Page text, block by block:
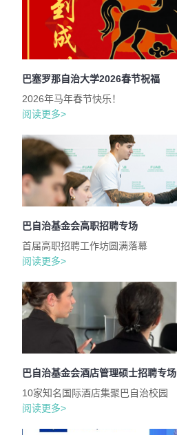
巴塞罗那自治大学2026春节祝福
2026年马年春节快乐！
阅读更多>
巴自治基金会高职招聘专场
首届高职招聘工作坊圆满落幕
阅读更多>
巴自治基金会酒店管理硕士招聘专场
10家知名国际酒店集聚巴自治校园
阅读更多>